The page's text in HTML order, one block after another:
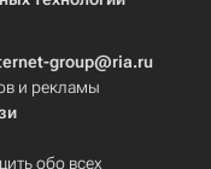
group@ria.ru
и рекламы
обо всех